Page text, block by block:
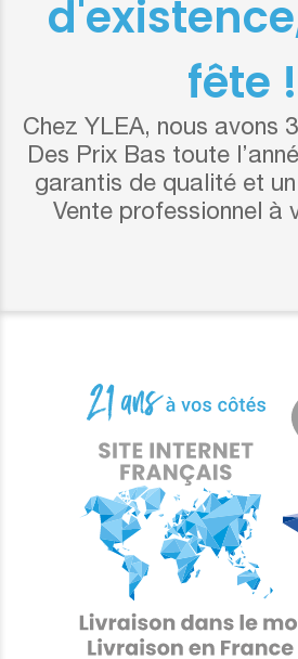
fête !
Chez YLEA, nous avons
Des Prix Bas toute
garantis de qualité et
Vente professionnel à